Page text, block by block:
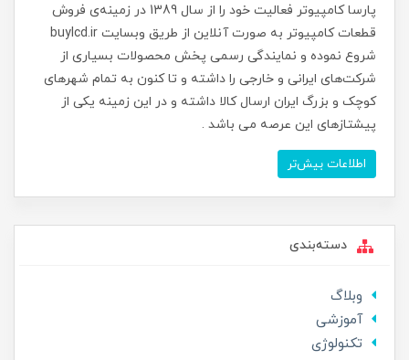
پارسا کامپیوتر فعالیت خود را از سال 1389 در زمینه‌ی فروش
قطعات کامپیوتر به صورت آنلاین از طریق وبسایت buylcd.ir
شروع نموده و نمایندگی رسمی پخش محصولات بسیاری از
شرکت‌های ایرانی و خارجی را داشته و تا کنون به تمام شهرهای
کوچک و بزرگ ایران ارسال کالا داشته و در این زمینه یکی از
پیشتازهای این عرصه می باشد .
اطلاعات بیش‌تر
دسته‌بندی
وبلاگ
آموزشی
تکنولوژی